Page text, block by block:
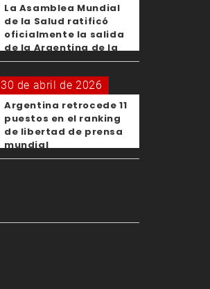
La Asamblea Mundial
de la Salud ratificó
oficialmente la salida
de la Argentina de la
OMS
30 de abril de 2026
Argentina retrocede 11
puestos en el ranking
de libertad de prensa
mundial